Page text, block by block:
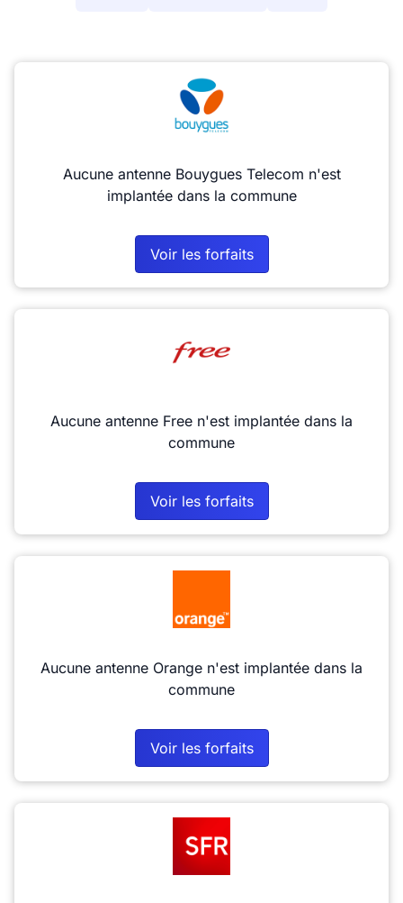
Aucune antenne Bouygues Telecom n'est
implantée dans la commune
Voir les forfaits
Aucune antenne Free n'est implantée dans la
commune
Voir les forfaits
Aucune antenne Orange n'est implantée dans la
commune
Voir les forfaits